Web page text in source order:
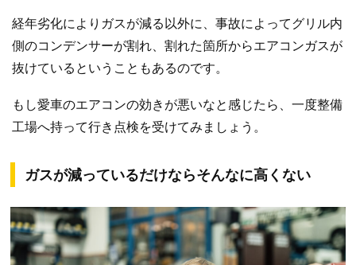
経年劣化によりガスが減る以外に、事故によってグリル内
側のコンデンサーが割れ、割れた箇所からエアコンガスが
抜けているということもあるのです。
もし愛車のエアコンの効きが悪いなと感じたら、一度整備
工場へ持って行き点検を受けてみましょう。
ガスが減っているだけならそんなに高くない